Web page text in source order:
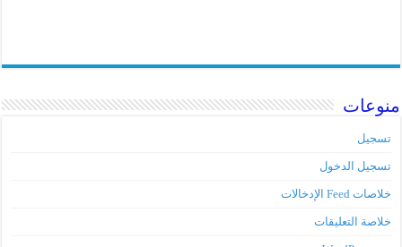
منوعات
تسجيل
تسجيل الدخول
خلاصات Feed الإدخالات
خلاصة التعليقات